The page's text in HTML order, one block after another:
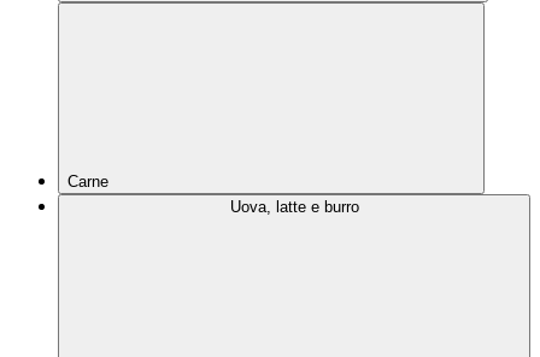
Carne
Uova, latte e burro